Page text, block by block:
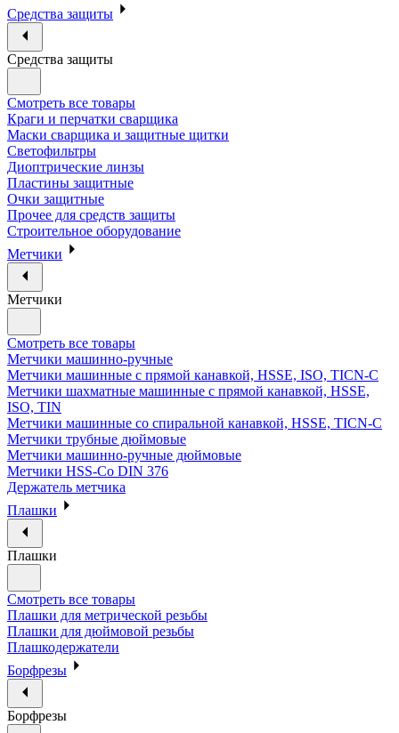
Средства защиты
Средства защиты
Смотреть все товары
Краги и перчатки сварщика
Маски сварщика и защитные щитки
Светофильтры
Диоптрические линзы
Пластины защитные
Очки защитные
Прочее для средств защиты
Строительное оборудование
Метчики
Метчики
Смотреть все товары
Метчики машинно-ручные
Метчики машинные с прямой канавкой, HSSE, ISO, TICN-C
Метчики шахматные машинные с прямой канавкой, HSSE,
ISO, TIN
Метчики машинные со спиральной канавкой, HSSE, TICN-C
Метчики трубные дюймовые
Метчики машинно-ручные дюймовые
Метчики HSS-Co DIN 376
Держатель метчика
Плашки
Плашки
Смотреть все товары
Плашки для метрической резьбы
Плашки для дюймовой резьбы
Плашкодержатели
Борфрезы
Борфрезы